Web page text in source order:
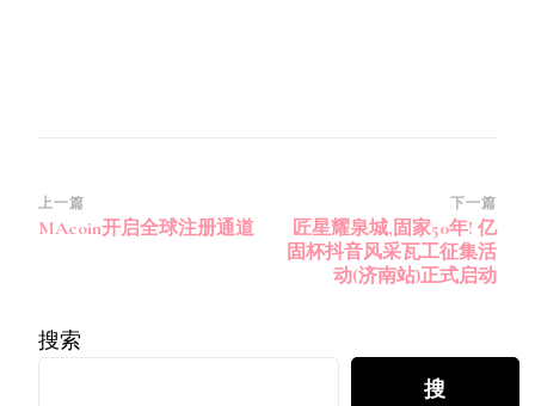
博
文
上一篇
MAcoin开启全球注册通道
下一篇
匠星耀泉城,固家50年! 亿
固杯抖音风采瓦工征集活
动(济南站)正式启动
搜索
搜